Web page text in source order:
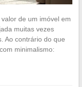
de um imóvel em
muitas vezes
Ao contrário do que
minimalismo: